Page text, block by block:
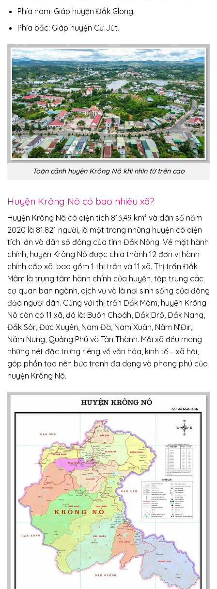
Phía nam: Giáp huyện Đắk Glong.
Phía bắc: Giáp huyện Cư Jút.
Toàn cảnh huyện Krông Nô khi nhìn từ trên cao
Huyện Krông Nô có bao nhiêu xã?
Huyện Krông Nô có diện tích 813,49 km² và dân số năm
2020 là 81.821 người, là một trong những huyện có diện
tích lớn và dân số đông của tỉnh Đắk Nông. Về mặt hành
chính, huyện Krông Nô được chia thành 12 đơn vị hành
chính cấp xã, bao gồm 1 thị trấn và 11 xã. Thị trấn Đắk
Mâm là trung tâm hành chính của huyện, tập trung các
cơ quan ban ngành, dịch vụ và là nơi sinh sống của đông
đảo người dân. Cùng với thị trấn Đắk Mâm, huyện Krông
Nô còn có 11 xã, đó là: Buôn Choáh, Đắk Drô, Đắk Nang,
Đắk Sôr, Đức Xuyên, Nam Đà, Nam Xuân, Nâm N’Đir,
Nâm Nung, Quảng Phú và Tân Thành. Mỗi xã đều mang
những nét đặc trưng riêng về văn hóa, kinh tế – xã hội,
góp phần tạo nên bức tranh đa dạng và phong phú của
huyện Krông Nô.